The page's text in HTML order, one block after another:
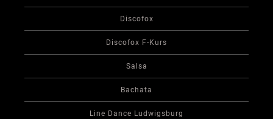
Discofox
Discofox F-Kurs
Salsa
Bachata
Line Dance Ludwigsburg